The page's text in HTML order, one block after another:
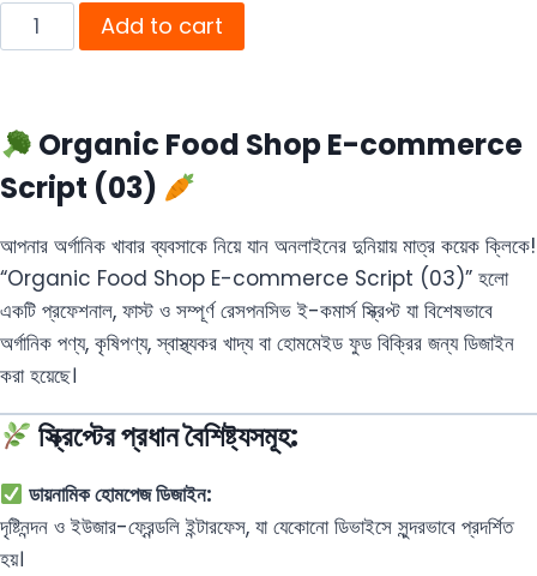
Add to cart
Organic Food Shop E-commerce
Script (03)
আপনার অর্গানিক খাবার ব্যবসাকে নিয়ে যান অনলাইনের দুনিয়ায় মাত্র কয়েক ক্লিকে!
“Organic Food Shop E-commerce Script (03)” হলো
একটি প্রফেশনাল, ফাস্ট ও সম্পূর্ণ রেসপনসিভ ই-কমার্স স্ক্রিপ্ট যা বিশেষভাবে
অর্গানিক পণ্য, কৃষিপণ্য, স্বাস্থ্যকর খাদ্য বা হোমমেইড ফুড বিক্রির জন্য ডিজাইন
করা হয়েছে।
স্ক্রিপ্টের প্রধান বৈশিষ্ট্যসমূহ:
ডায়নামিক হোমপেজ ডিজাইন:
দৃষ্টিনন্দন ও ইউজার-ফ্রেন্ডলি ইন্টারফেস, যা যেকোনো ডিভাইসে সুন্দরভাবে প্রদর্শিত
হয়।